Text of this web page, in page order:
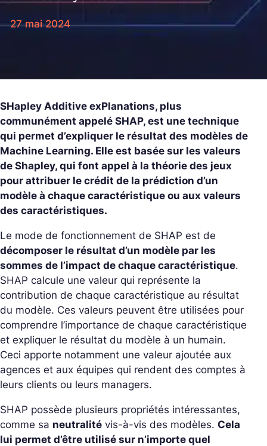
27 mai 2024
SHapley Additive exPlanations, plus
communément appelé SHAP, est une technique
qui permet d’expliquer le résultat des modèles de
Machine Learning. Elle est basée sur les valeurs
de Shapley, qui font appel à la théorie des jeux
pour attribuer le crédit de la prédiction d’un
modèle à chaque caractéristique ou aux valeurs
des caractéristiques.
Le mode de fonctionnement de SHAP est de
décomposer le résultat d’un modèle par les
sommes de l’impact de chaque caractéristique.
SHAP calcule une valeur qui représente la
contribution de chaque caractéristique au résultat
du modèle. Ces valeurs peuvent être utilisées pour
comprendre l’importance de chaque caractéristique
et expliquer le résultat du modèle à un humain.
Ceci apporte notamment une valeur ajoutée aux
agences et aux équipes qui rendent des comptes à
leurs clients ou leurs managers.
SHAP possède plusieurs propriétés intéressantes,
comme sa neutralité vis-à-vis des modèles. Cela
lui permet d’être utilisé sur n’importe quel